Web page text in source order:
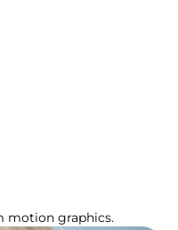
motion graphics.